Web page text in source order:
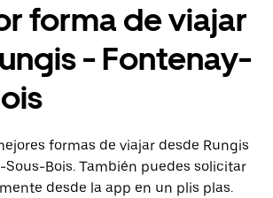
forma de viajar
- Fontenay-
formas de viajar desde Rungis
Sous-Bois. También puedes solicitar
desde la app en un plis plas.